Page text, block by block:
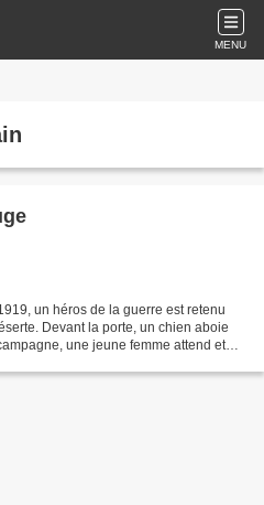
MENU
un héros de la guerre est retenu
Devant la porte, un chien aboie
une jeune femme attend et